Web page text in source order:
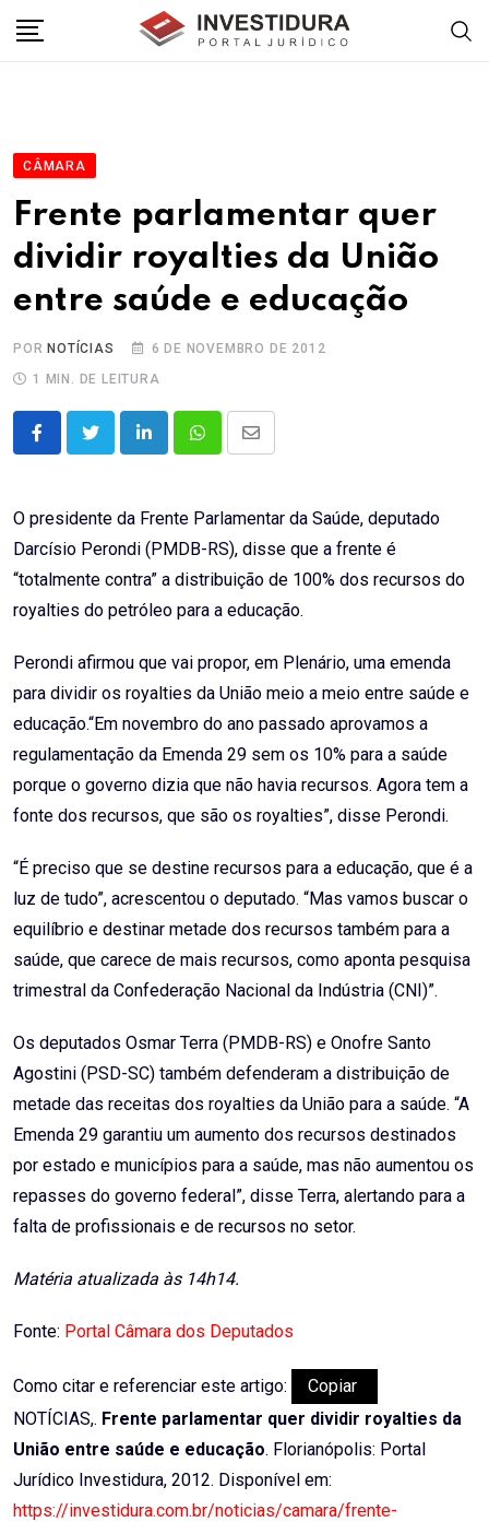
CÂMARA
Frente parlamentar quer
dividir royalties da União
entre saúde e educação
POR NOTÍCIAS
6 DE NOVEMBRO DE 2012
1 MIN. DE LEITURA
LinkedInWhatsappShare
Email
O presidente da Frente Parlamentar da Saúde, deputado
Darcísio Perondi (PMDB-RS), disse que a frente é
“totalmente contra” a distribuição de 100% dos recursos do
royalties do petróleo para a educação.
Perondi afirmou que vai propor, em Plenário, uma emenda
para dividir os royalties da União meio a meio entre saúde e
educação.“Em novembro do ano passado aprovamos a
regulamentação da Emenda 29 sem os 10% para a saúde
porque o governo dizia que não havia recursos. Agora tem a
fonte dos recursos, que são os royalties”, disse Perondi.
“É preciso que se destine recursos para a educação, que é a
luz de tudo”, acrescentou o deputado. “Mas vamos buscar o
equilíbrio e destinar metade dos recursos também para a
saúde, que carece de mais recursos, como aponta pesquisa
trimestral da Confederação Nacional da Indústria (CNI)”.
Os deputados Osmar Terra (PMDB-RS) e Onofre Santo
Agostini (PSD-SC) também defenderam a distribuição de
metade das receitas dos royalties da União para a saúde. “A
Emenda 29 garantiu um aumento dos recursos destinados
por estado e municípios para a saúde, mas não aumentou os
repasses do governo federal”, disse Terra, alertando para a
falta de profissionais e de recursos no setor.
Matéria atualizada às 14h14.
Fonte: Portal Câmara dos Deputados
Como citar e referenciar este artigo:
Copiar
NOTÍCIAS,. Frente parlamentar quer dividir royalties da
União entre saúde e educação. Florianópolis: Portal
Jurídico Investidura, 2012. Disponível em:
https://investidura.com.br/noticias/camara/frente-